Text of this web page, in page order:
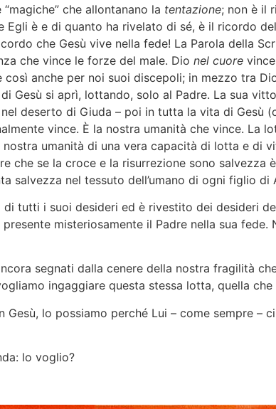
che allontanano la tentazione; non è il
Egli è e di quanto ha rivelato di sé, è il ricordo
che Gesù vive nella fede! La Parola della
che vince le forze del male. Dio nel cuore
così anche per noi suoi discepoli; in mezzo tra
di Gesù si aprì, lottando, solo al Padre. La sua
deserto di Giuda – poi in tutta la vita di
vince. È la nostra umanità che vince. La
umanità di una vera capacità di lotta e di
che se la croce e la risurrezione sono
salvezza nel tessuto dell’umano di ogni figlio di
di tutti i suoi desideri ed è rivestito dei desideri
misteriosamente il Padre nella sua
segnati dalla cenere della nostra fragilità
ingaggiare questa stessa lotta, quella
Gesù, lo possiamo perché Lui – come sempre –
lo voglio?